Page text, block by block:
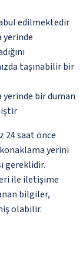
edilmektedir
taşınabilir bir
bir duman
24 saat önce
yerini
gereklidir.
ile iletişime
bilgiler,
olabilir.